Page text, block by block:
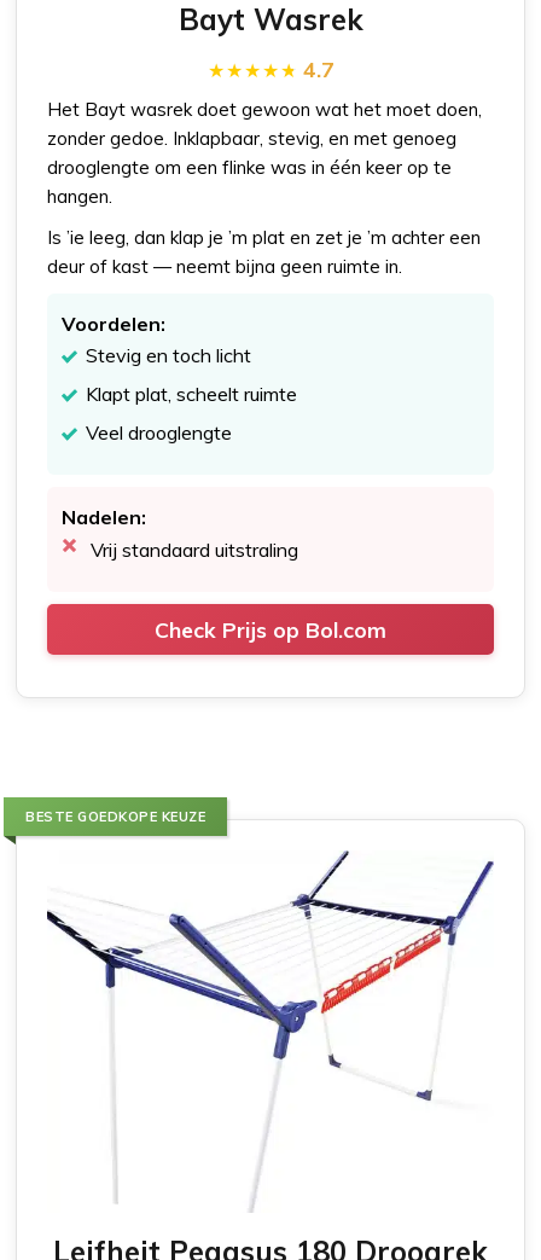
Bayt Wasrek
4.7
Het Bayt wasrek doet gewoon wat het moet doen,
zonder gedoe. Inklapbaar, stevig, en met genoeg
drooglengte om een flinke was in één keer op te
hangen.
Is ’ie leeg, dan klap je ’m plat en zet je ’m achter een
deur of kast — neemt bijna geen ruimte in.
Voordelen:
Stevig en toch licht
Klapt plat, scheelt ruimte
Veel drooglengte
Nadelen:
Vrij standaard uitstraling
Check Prijs op Bol.com
BESTE GOEDKOPE KEUZE
Leifheit Pegasus 180 Droogrek